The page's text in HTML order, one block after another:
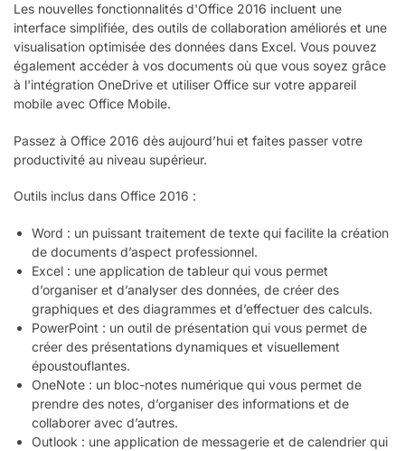
Les nouvelles fonctionnalités d'Office 2016 incluent une
interface simplifiée, des outils de collaboration améliorés et une
visualisation optimisée des données dans Excel. Vous pouvez
également accéder à vos documents où que vous soyez grâce
à l'intégration OneDrive et utiliser Office sur votre appareil
mobile avec Office Mobile.
Passez à Office 2016 dès aujourd’hui et faites passer votre
productivité au niveau supérieur.
Outils inclus dans Office 2016 :
Word : un puissant traitement de texte qui facilite la création
de documents d’aspect professionnel.
Excel : une application de tableur qui vous permet
d’organiser et d’analyser des données, de créer des
graphiques et des diagrammes et d’effectuer des calculs.
PowerPoint : un outil de présentation qui vous permet de
créer des présentations dynamiques et visuellement
époustouflantes.
OneNote : un bloc-notes numérique qui vous permet de
prendre des notes, d’organiser des informations et de
collaborer avec d’autres.
Outlook : une application de messagerie et de calendrier qui